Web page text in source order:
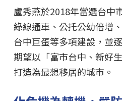
盧秀燕於2018年當選台中
綠線通車、公托公幼倍增
台中巨蛋等多項建設，並
期望以「富市台中、新好
打造為最想移居的城市。